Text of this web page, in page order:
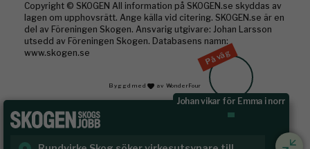
På väg
Johan vikar för Emma i norr
Copyright © SKOGEN All information på SKOGEN.se skyddas av
lagen om upphovsrätt. Ange källa vid citering. SKOGEN.se är en
del av Föreningen Skogen. Ansvarig utgivare: Johan Larsson
utsedd av Föreningen Skogen. Databasens namn:
www.skogen.se
Byggd med av WonderFour